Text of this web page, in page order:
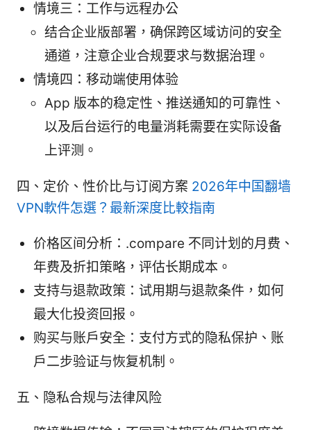
情境三：工作与远程办公
结合企业版部署，确保跨区域访问的安全
通道，注意企业合规要求与数据治理。
情境四：移动端使用体验
App 版本的稳定性、推送通知的可靠性、
以及后台运行的电量消耗需要在实际设备
上评测。
四、定价、性价比与订阅方案 2026年中国翻墙
VPN軟件怎選？最新深度比較指南
价格区间分析：.compare 不同计划的月费、
年费及折扣策略，评估长期成本。
支持与退款政策：试用期与退款条件，如何
最大化投资回报。
购买与账户安全：支付方式的隐私保护、账
户二步验证与恢复机制。
五、隐私合规与法律风险